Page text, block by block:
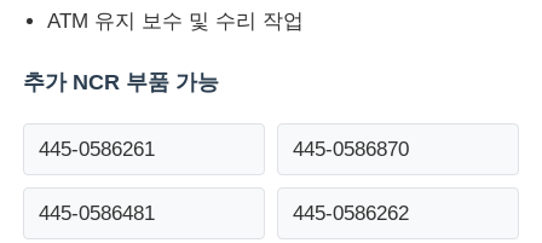
NCR ATM 부품
Wincor ATM 부품
ATM 유지 보수 및 수리 작업
추가 NCR 부품 가능
445-0586261 445-0586870
445-0586481 445-0586262